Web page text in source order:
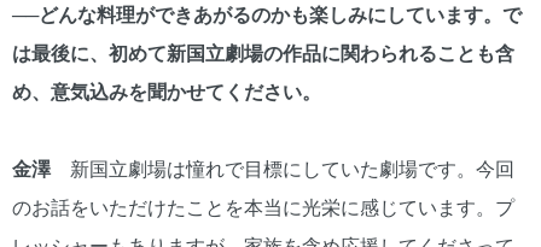
──どんな料理ができあがるのかも楽しみにしています。で
は最後に、初めて新国立劇場の作品に関わられることも含
め、意気込みを聞かせてください。
金澤 新国立劇場は憧れで目標にしていた劇場です。今回
のお話をいただけたことを本当に光栄に感じています。プ